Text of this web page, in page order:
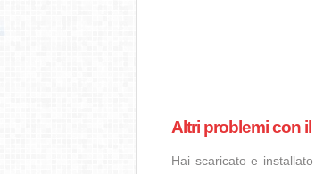
Altri problemi con il
Hai scaricato e